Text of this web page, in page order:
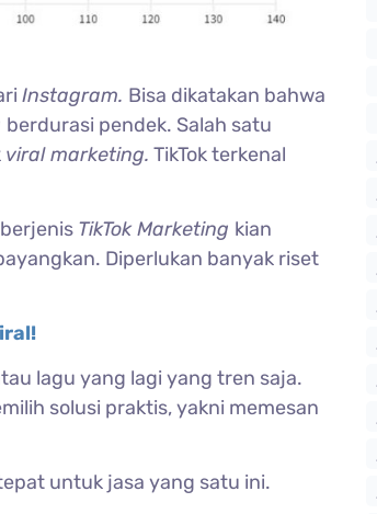
Instagram. Bisa dikatakan bahwa
berdurasi pendek. Salah satu
viral marketing. TikTok terkenal
berjenis TikTok Marketing kian
Diperlukan banyak riset
lagu yang lagi yang tren saja.
solusi praktis, yakni memesan
untuk jasa yang satu ini.